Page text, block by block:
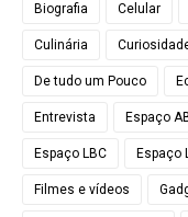
Biografia Celular
Culinária
De tudo um Pouco
Entrevista Espaço
Espaço LBC Espaço
Filmes e vídeos